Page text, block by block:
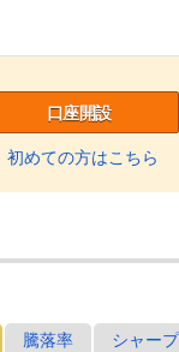
口座開設
初めての方はこちら
騰落率 シャー